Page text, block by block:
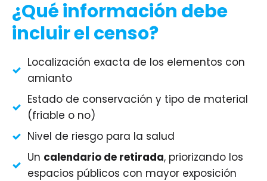
¿Qué información debe
incluir el censo?
Localización exacta de los elementos con
amianto
Estado de conservación y tipo de material
(friable o no)
Nivel de riesgo para la salud
Un calendario de retirada, priorizando los
espacios públicos con mayor exposición